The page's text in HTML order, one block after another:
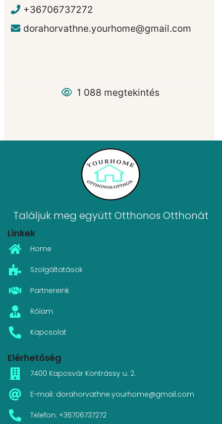
+36706737272
dorahorvathne.yourhome@gmail.com
1 088 megtekintés
Találjuk meg együtt Otthonos Otthonát
Linkek
Home
Szolgáltatások
Partnereink
Rólam
Kapcsolat
Elérhetőség
7400 Kaposvár Kontrássy u. 2.
E-mail: dorahorvathne.yourhome@gmail.com
Telefon: +36706737272